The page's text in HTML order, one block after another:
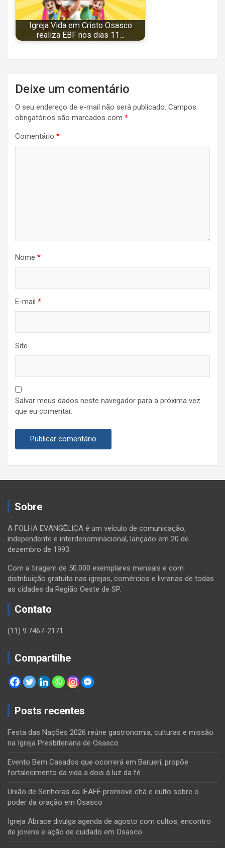
Igreja Vida em Cristo Osasco
realiza EBF nos dias 11…
Navegação
de
Post
Deixe um comentário
O seu endereço de e-mail não será publicado. Campos
obrigatórios são marcados com *
Comentário *
Nome *
E-mail *
Site
Salvar meus dados neste navegador para a próxima vez
que eu comentar.
Sobre
A FOLHA EVANGÉLICA é um veículo de comunicação,
independente e interdenominacional, lançado em 20 de
dezembro de 1993.
Com a tiragem de 50.000 exemplares mensais e com
distribuição gratuita nas igrejas, comércios e livrarias de todas
as cidades da Região Oeste de SP.
Contato
(11) 9.7467-2171
Compartilhe
Posts recentes
Festa das Nações 2026 reúne gastronomia, culturas e missão
na Igreja Presbiteriana de Osasco
Evento Bem Casados que ocorrerá em Barueri, propõe
fortalecimento da vida a dois à luz da fé
União de Senhoras da IEAFÉ promove chá e culto sobre o
poder da oração em Osasco
Igreja Abrace divulga agenda de agosto com cultos, encontro
de jovens e ação de cuidado em Osasco